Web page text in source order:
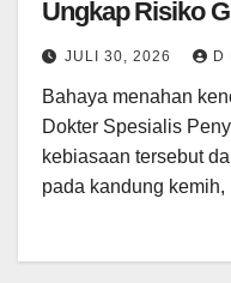
Ungkap Risiko
JULI 30, 2026 D
Bahaya menahan
Dokter Spesialis
kebiasaan tersebut
pada kandung